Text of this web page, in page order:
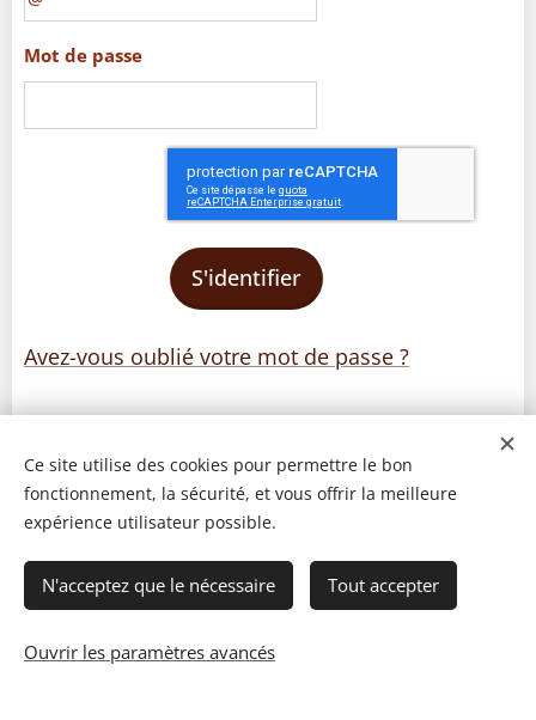
Mot de passe
S'identifier
Avez-vous oublié votre mot de passe ?
© 2023 Les recettes d'Henri-Luc. Tous droits réservés.
Ce site utilise des cookies pour permettre le bon
fonctionnement, la sécurité, et vous offrir la meilleure
expérience utilisateur possible.
N'acceptez que le nécessaire Tout accepter
Ouvrir les paramètres avancés